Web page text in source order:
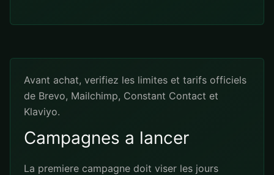
Avant achat, verifiez les limites et tarifs officiels
de Brevo, Mailchimp, Constant Contact et
Klaviyo.
Campagnes a lancer
La premiere campagne doit viser les jours